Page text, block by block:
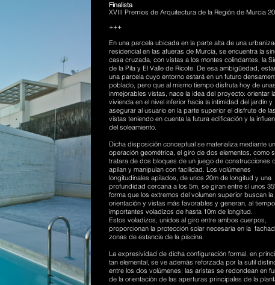
Finalista
XVIII Premios de Arquitectura de la Región de Murcia
+++
En una parcela ubicada en la parte alta de una
residencial en las afueras de Murcia, se encuentra la
casa cruzada, con vistas a los montes colindantes, la
de la Pila y El Valle de Ricote. De esa ambigüedad,
una parcela cuyo entorno estará en un futuro
poblado, pero que al mismo tiempo disfruta hoy de unas
inmejorables vistas, nace la idea del proyecto: orientar
vivienda en el nivel inferior hacia la intimidad del jardín y
asegurar al usuario en la parte superior el disfrute de las
vistas teniendo en cuenta la futura edificación y la
del soleamiento.
Dicha disposición conceptual se materializa mediante
operación geométrica, el giro de dos elementos, como
tratara de dos bloques de un juego de construcciones
apilan y manipulan con facilidad. Los volúmenes
longitudinales apilados, de unos 20m de longitud y una
profundidad cercana a los 5m, se giran entre sí unos
forma que los extremos del volumen superior buscan la
orientación y vistas más favorables y generan, al
importantes voladizos de hasta 10m de longitud.
Estos voladizos, unidos al giro entre ambos cuerpos,
proporcionan la protección solar necesaria en la
zonas de estancia de la piscina.
La expresividad de dicha configuración formal, en
tan elemental, se ve además reforzada por la sutil
entre los dos volúmenes: las aristas se redondean en
de la orientación de las aperturas principales de la